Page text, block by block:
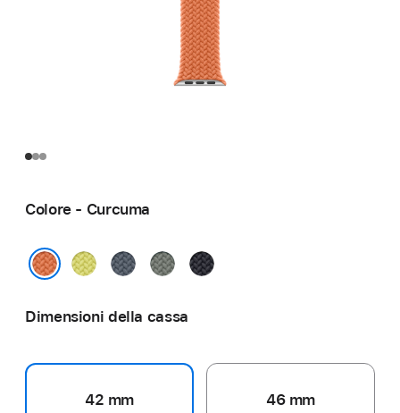
Colore - Curcuma
Giallo
Blu
GrigioverdeMezzanotte
Dimensioni della cassa
42 mm 46 mm